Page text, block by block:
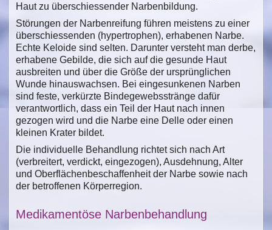
Haut zu überschiessender Narbenbildung.
Störungen der Narbenreifung führen meistens zu einer
überschiessenden (hypertrophen), erhabenen Narbe.
Echte Keloide sind selten. Darunter versteht man derbe,
erhabene Gebilde, die sich auf die gesunde Haut
ausbreiten und über die Größe der ursprünglichen
Wunde hinauswachsen. Bei eingesunkenen Narben
sind feste, verkürzte Bindegewebsstränge dafür
verantwortlich, dass ein Teil der Haut nach innen
gezogen wird und die Narbe eine Delle oder einen
kleinen Krater bildet.
Die individuelle Behandlung richtet sich nach Art
(verbreitert, verdickt, eingezogen), Ausdehnung, Alter
und Oberflächenbeschaffenheit der Narbe sowie nach
der betroffenen Körperregion.
Medikamentöse Narbenbehandlung